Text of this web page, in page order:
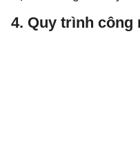
4. Quy trình công